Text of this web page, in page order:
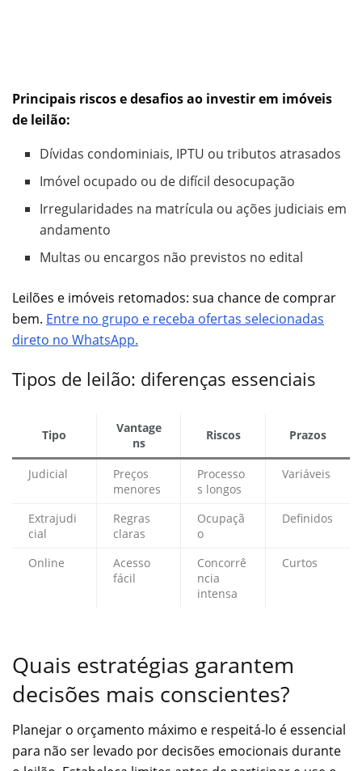
Principais riscos e desafios ao investir em imóveis
de leilão:
Dívidas condominiais, IPTU ou tributos atrasados
Imóvel ocupado ou de difícil desocupação
Irregularidades na matrícula ou ações judiciais em
andamento
Multas ou encargos não previstos no edital
Leilões e imóveis retomados: sua chance de comprar
bem. Entre no grupo e receba ofertas selecionadas
direto no WhatsApp.
Tipos de leilão: diferenças essenciais
Tipo
Vantage
ns
Riscos Prazos
Judicial
Preços
menores
Processo
s longos
Variáveis
Extrajudi
cial
Regras
claras
Ocupaçã
o
Definidos
Online
Acesso
fácil
Concorrê
ncia
intensa
Curtos
Quais estratégias garantem
decisões mais conscientes?
Planejar o orçamento máximo e respeitá-lo é essencial
para não ser levado por decisões emocionais durante